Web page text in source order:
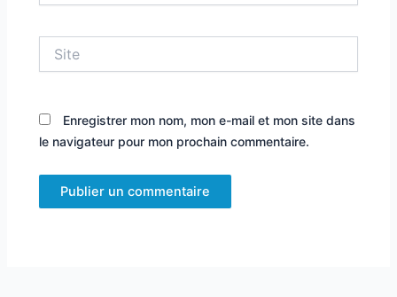
Enregistrer mon nom, mon e-mail et mon site dans
le navigateur pour mon prochain commentaire.